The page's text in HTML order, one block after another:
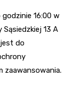
16:00 w
13 A
do
zaawansowania.